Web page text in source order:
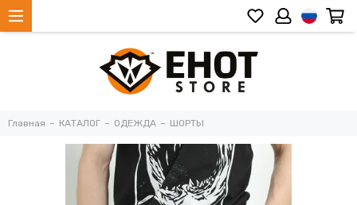
Главная КАТАЛОГ ОДЕЖДА ШОРТЫ